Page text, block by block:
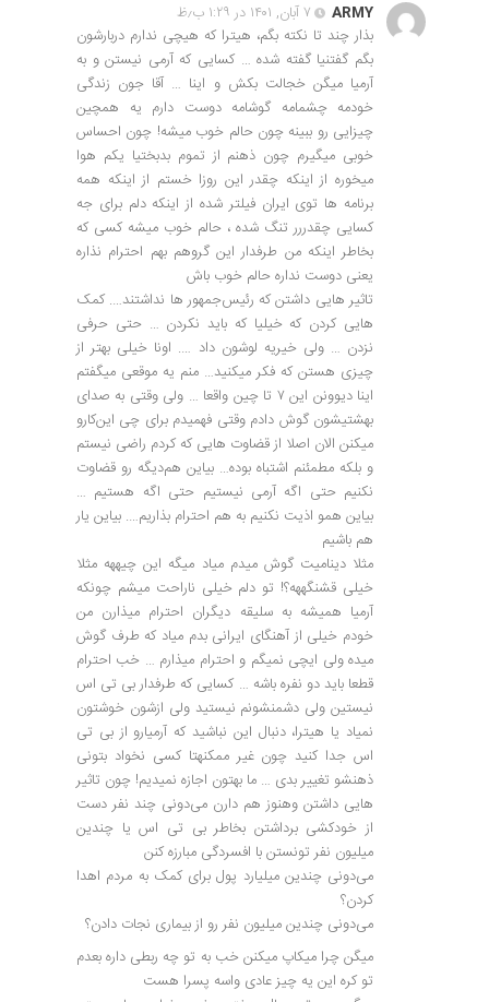
ARMY
۷ آبان, ۱۴۰۱ در ۱:۲۹ ب٫ظ
بذار چند تا نکته بگم، هیترا که هیچی ندارم دربارشون
بگم گفتنیا گفته شده ‌… کسایی که آرمی نیستن و به
آرمیا میگن خجالت بکش و اینا … آقا جون زندگی
خودمه چشمامه گوشامه دوست دارم یه همچین
چیزایی رو ببینه چون حالم خوب میشه! چون احساس
خوبی میگیرم چون ذهنم از تموم بدبختیا یکم هوا
میخوره از اینکه چقدر این روزا خستم از اینکه همه
برنامه ها توی ایران فیلتر شده از اینکه دلم برای جه
کسایی چقدررر تنگ شده ، حالم خوب میشه کسی که
بخاطر اینکه من طرفدار این گروهم بهم احترام نذاره
یعنی دوست نداره حالم خوب باش
تاثیر هایی داشتن که رئیس‌جمهور ها نداشتند…. کمک
هایی کردن که خیلیا که باید نکردن … حتی حرفی
نزدن … ولی خیریه لوشون داد …. اونا خیلی بهتر از
چیزی هستن که فکر میکنید… منم یه موقعی میگفتم
اینا دیوونن این ۷ تا چین واقعا … ولی وقتی به صدای
بهشتیشون گوش دادم وقتی فهمیدم برای چی این‌کارو
میکنن الان اصلا از قضاوت هایی که کردم راضی نیستم
و بلکه مطمئنم اشتباه بوده… بیاین هم‌دیگه رو قضاوت
نکنیم حتی اگه آرمی نیستیم حتی اگه هستیم …
بیاین همو اذیت نکنیم به هم احترام بذاریم…. بیاین یار
هم باشیم
مثلا دینامیت گوش میدم میاد میگه این چیههه مثلا
خیلی قشنگههه؟! تو دلم خیلی ناراحت میشم چونکه
آرمیا همیشه به سلیقه دیگران احترام میذارن من
خودم خیلی از آهنگای ایرانی بدم میاد که طرف گوش
میده ولی ایچی نمیگم و احترام میذارم ‌… خب احترام
قطعا باید دو نفره باشه … کسایی که طرفدار بی تی اس
نیستین ولی دشمنشونم نیستید ولی ازشون خوشتون
نمیاد یا هیترا، دنبال این نباشید که آرمیارو از بی تی
اس جدا کنید چون غیر ممکنهتا کسی نخواد بتونی
ذهنشو تغییر بدی ‌… ما بهتون اجازه نمیدیم! چون تاثیر
هایی داشتن وهنوز هم دارن می‌دونی چند نفر دست
از خودکشی برداشتن بخاطر بی تی اس یا چندین
میلیون نفر تونستن با افسردگی مبارزه کنن
می‌دونی چندین میلیارد پول برای کمک به مردم اهدا
کردن؟
می‌دونی چندین میلیون نفر رو از بیماری نجات دادن؟
میگن چرا میکاپ میکنن خب به تو چه ربطی داره بعدم
تو کره این یه چیز عادی واسه پسرا هست